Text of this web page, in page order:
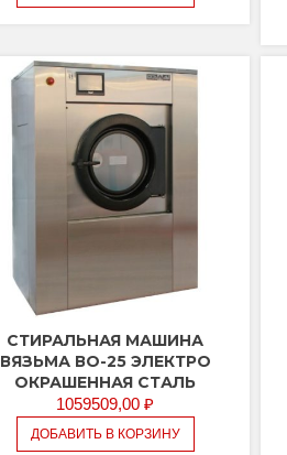
СТИРАЛЬНАЯ МАШИНА
ВЯЗЬМА ВО-25 ЭЛЕКТРО
ОКРАШЕННАЯ СТАЛЬ
1059509,00₽
ДОБАВИТЬ В КОРЗИНУ